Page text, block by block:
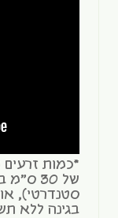
*כמות
של 30
בגינה ללא